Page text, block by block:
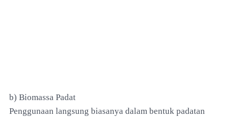
b) Biomassa Padat
Penggunaan langsung biasanya dalam bentuk padatan